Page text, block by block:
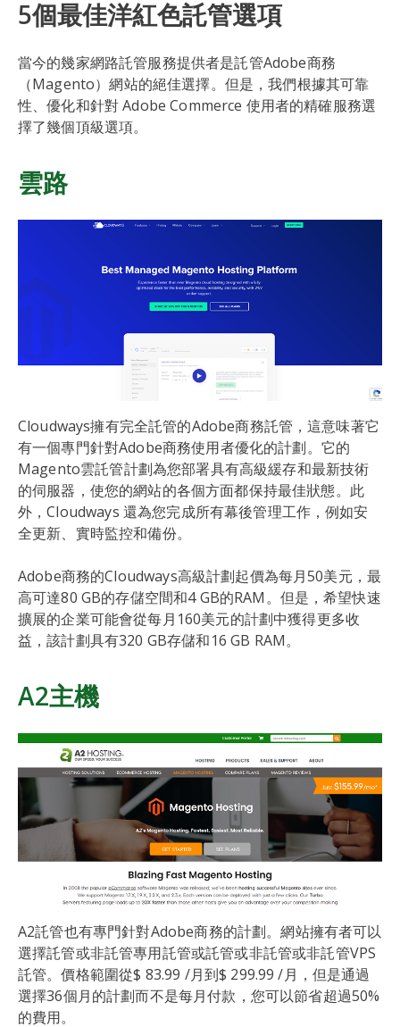
5個最佳洋紅色託管選項
當今的幾家網路託管服務提供者是託管Adobe商務
（Magento）網站的絕佳選擇。但是，我們根據其可靠
性、優化和針對 Adobe Commerce 使用者的精確服務選
擇了幾個頂級選項。
雲路
Cloudways擁有完全託管的Adobe商務託管，這意味著它
有一個專門針對Adobe商務使用者優化的計劃。它的
Magento雲託管計劃為您部署具有高級緩存和最新技術
的伺服器，使您的網站的各個方面都保持最佳狀態。此
外，Cloudways 還為您完成所有幕後管理工作，例如安
全更新、實時監控和備份。
Adobe商務的Cloudways高級計劃起價為每月50美元，最
高可達80 GB的存儲空間和4 GB的RAM。但是，希望快速
擴展的企業可能會從每月160美元的計劃中獲得更多收
益，該計劃具有320 GB存儲和16 GB RAM。
A2主機
A2託管也有專門針對Adobe商務的計劃。網站擁有者可以
選擇託管或非託管專用託管或託管或非託管或非託管VPS
託管。價格範圍從$ 83.99 /月到$ 299.99 /月，但是通過
選擇36個月的計劃而不是每月付款，您可以節省超過50%
的費用。